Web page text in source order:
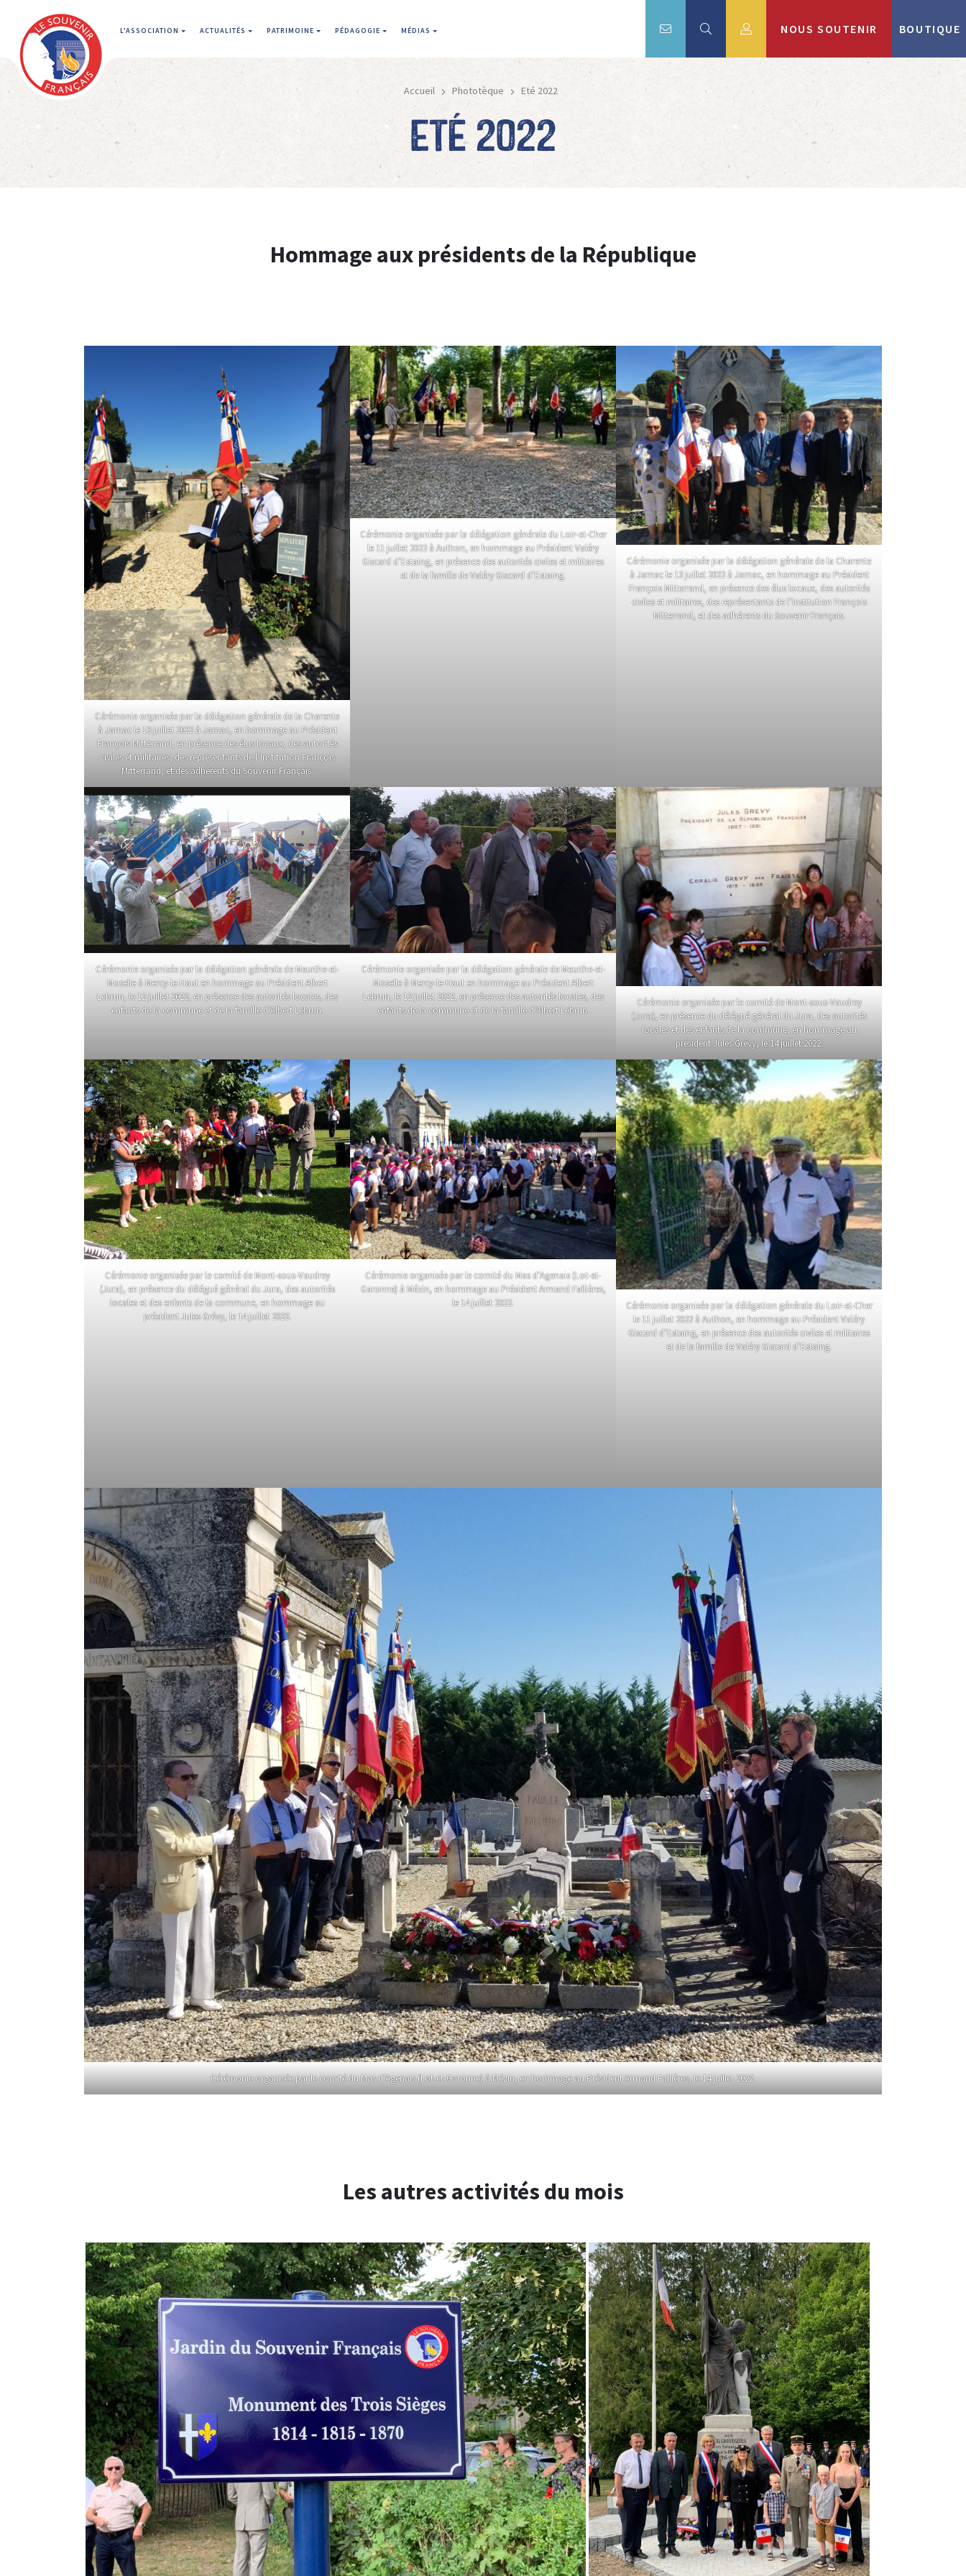
L'ASSOCIATION ACTUALITÉS PATRIMOINE PÉDAGOGIE MÉDIAS NOUS SOUTENIR BOUTIQUE
Accueil Phototèque Eté 2022
Eté 2022
Hommage aux présidents de la République
Cérémonie organisée par la délégation générale de la Charente
à Jarnac le 13 juillet 2022 à Jarnac, en hommage au Président
François Mitterrand, en présence des élus locaux, des autorités
civiles et militaires, des représentants de l’Institution François
Mitterrand, et des adhérents du Souvenir Français.
Cérémonie organisée par la délégation générale du Loir-et-Cher
le 11 juillet 2022 à Authon, en hommage au Président Valéry
Giscard d’Estaing, en présence des autorités civiles et militaires
et de la famille de Valéry Giscard d’Estaing.
Cérémonie organisée par la délégation générale de la Charente
à Jarnac le 13 juillet 2022 à Jarnac, en hommage au Président
François Mitterrand, en présence des élus locaux, des autorités
civiles et militaires, des représentants de l’Institution François
Mitterrand, et des adhérents du Souvenir Français.
Cérémonie organisée par la délégation générale de Meurthe-et-
Moselle à Mercy-le-Haut en hommage au Président Albert
Lebrun, le 12 juillet 2022, en présence des autorités locales, des
enfants de la commune et de la famille d’Albert Lebrun.
Cérémonie organisée par la délégation générale de Meurthe-et-
Moselle à Mercy-le-Haut en hommage au Président Albert
Lebrun, le 12 juillet 2022, en présence des autorités locales, des
enfants de la commune et de la famille d’Albert Lebrun.
Cérémonie organisée par le comité de Mont-sous-Vaudrey
(Jura), en présence du délégué général du Jura, des autorités
locales et des enfants de la commune, en hommage au
président Jules Grévy, le 14 juillet 2022.
Cérémonie organisée par le comité de Mont-sous-Vaudrey
(Jura), en présence du délégué général du Jura, des autorités
locales et des enfants de la commune, en hommage au
président Jules Grévy, le 14 juillet 2022.
Cérémonie organisée par le comité du Mas d’Agenais (Lot-et-
Garonne) à Mézin, en hommage au Président Armand Fallières,
le 14 juillet 2022.
Cérémonie organisée par la délégation générale du Loir-et-Cher
le 11 juillet 2022 à Authon, en hommage au Président Valéry
Giscard d’Estaing, en présence des autorités civiles et militaires
et de la famille de Valéry Giscard d’Estaing.
Cérémonie organisée par le comité du Mas d’Agenais (Lot-et-Garonne) à Mézin, en hommage au Président Armand Fallières, le 14 juillet 2022.
Les autres activités du mois